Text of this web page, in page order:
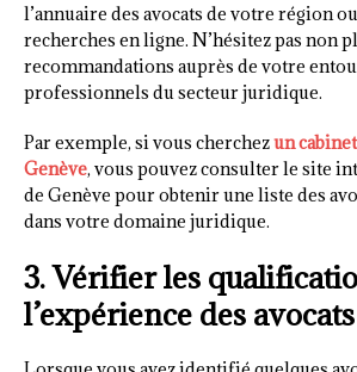
l’annuaire des avocats de votre région
recherches en ligne. N’hésitez pas non
recommandations auprès de votre
professionnels du secteur juridique.
Par exemple, si vous cherchezun cabinet
Genève, vous pouvez consulter le site
de Genève pour obtenir une liste des
dans votre domaine juridique.
3. Vérifier les
l’expérience des avocats